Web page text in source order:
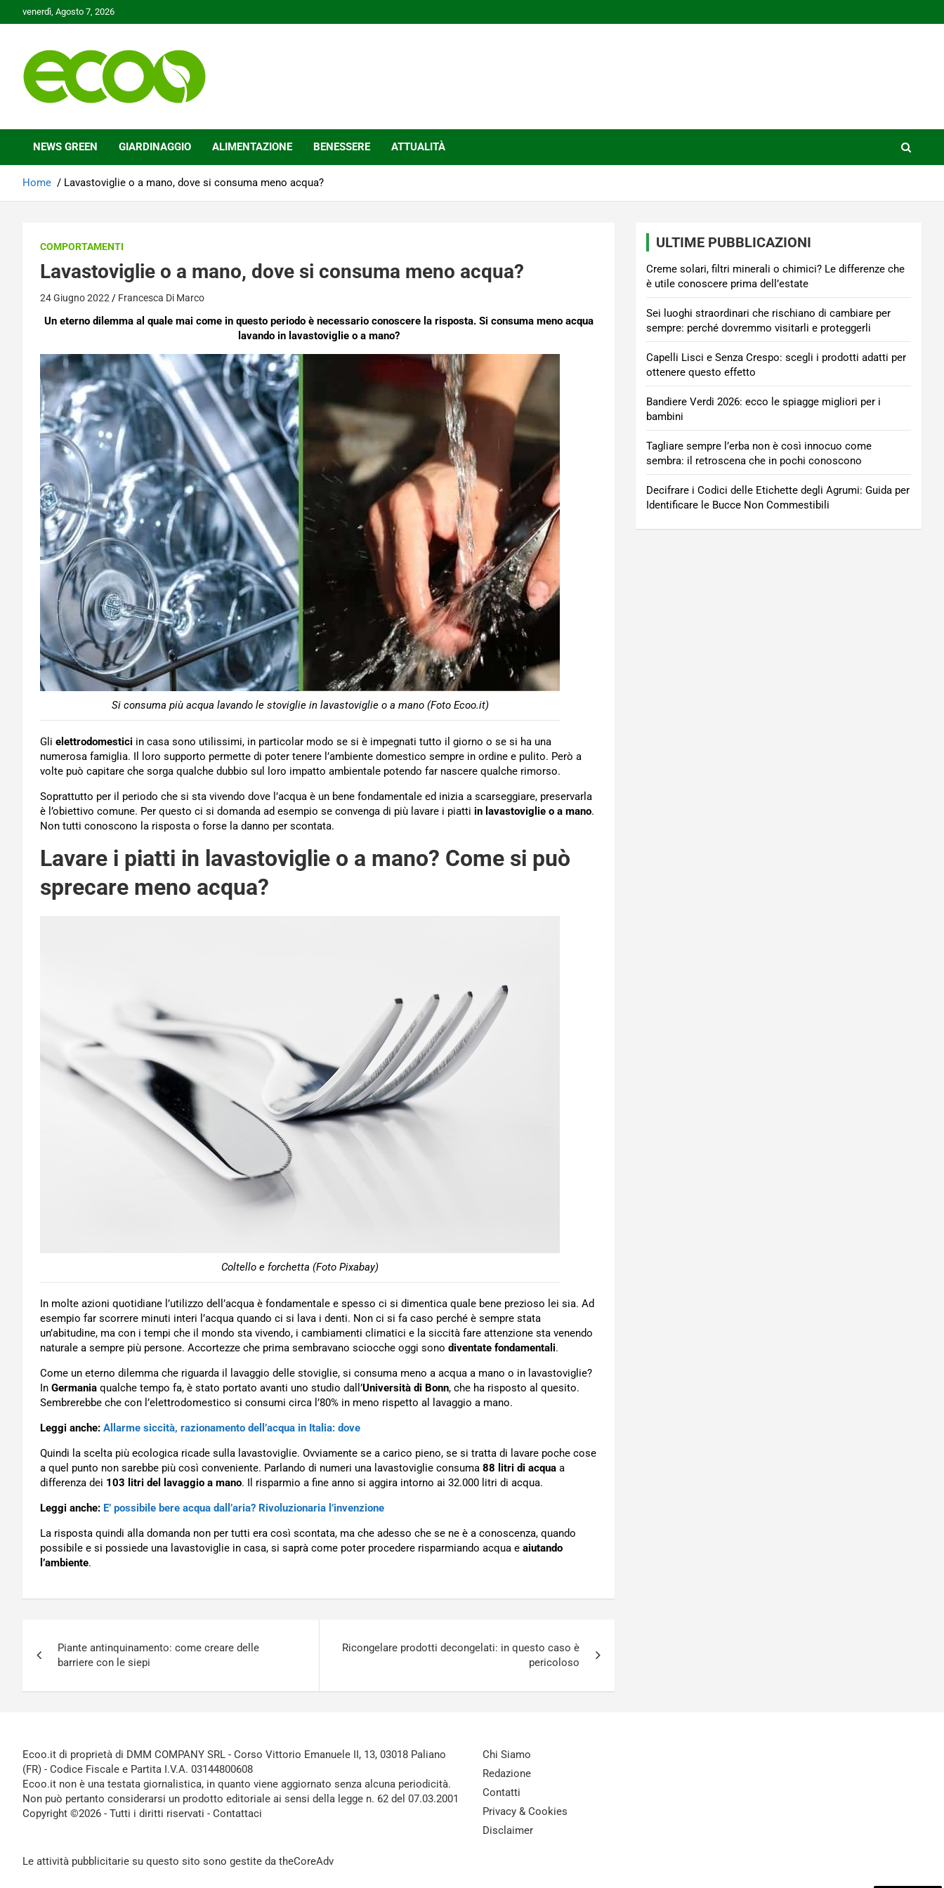
to
venerdì, Agosto 7, 2026
Ecoo.it
NEWS GREEN GIARDINAGGIO ALIMENTAZIONE BENESSERE ATTUALITÀ
Home Lavastoviglie o a mano, dove si consuma meno acqua?
COMPORTAMENTI
Lavastoviglie o a mano, dove si consuma meno acqua?
24 Giugno 2022 Francesca Di Marco
Un eterno dilemma al quale mai come in questo periodo è necessario conoscere la risposta. Si consuma meno acqua
lavando in lavastoviglie o a mano?
Si consuma più acqua lavando le stoviglie in lavastoviglie o a mano (Foto Ecoo.it)
Gli elettrodomestici in casa sono utilissimi, in particolar modo se si è impegnati tutto il giorno o se si ha una
numerosa famiglia. Il loro supporto permette di poter tenere l’ambiente domestico sempre in ordine e pulito. Però a
volte può capitare che sorga qualche dubbio sul loro impatto ambientale potendo far nascere qualche rimorso.
Soprattutto per il periodo che si sta vivendo dove l’acqua è un bene fondamentale ed inizia a scarseggiare, preservarla
è l’obiettivo comune. Per questo ci si domanda ad esempio se convenga di più lavare i piatti in lavastoviglie o a mano.
Non tutti conoscono la risposta o forse la danno per scontata.
Lavare i piatti in lavastoviglie o a mano? Come si può
sprecare meno acqua?
Coltello e forchetta (Foto Pixabay)
In molte azioni quotidiane l’utilizzo dell’acqua è fondamentale e spesso ci si dimentica quale bene prezioso lei sia. Ad
esempio far scorrere minuti interi l’acqua quando ci si lava i denti. Non ci si fa caso perché è sempre stata
un’abitudine, ma con i tempi che il mondo sta vivendo, i cambiamenti climatici e la siccità fare attenzione sta venendo
naturale a sempre più persone. Accortezze che prima sembravano sciocche oggi sono diventate fondamentali.
Come un eterno dilemma che riguarda il lavaggio delle stoviglie, si consuma meno a acqua a mano o in lavastoviglie?
In Germania qualche tempo fa, è stato portato avanti uno studio dall’Università di Bonn, che ha risposto al quesito.
Sembrerebbe che con l’elettrodomestico si consumi circa l’80% in meno rispetto al lavaggio a mano.
Leggi anche: Allarme siccità, razionamento dell’acqua in Italia: dove
Quindi la scelta più ecologica ricade sulla lavastoviglie. Ovviamente se a carico pieno, se si tratta di lavare poche cose
a quel punto non sarebbe più così conveniente. Parlando di numeri una lavastoviglie consuma 88 litri di acqua a
differenza dei 103 litri del lavaggio a mano. Il risparmio a fine anno si aggira intorno ai 32.000 litri di acqua.
Leggi anche: E’ possibile bere acqua dall’aria? Rivoluzionaria l’invenzione
La risposta quindi alla domanda non per tutti era così scontata, ma che adesso che se ne è a conoscenza, quando
possibile e si possiede una lavastoviglie in casa, si saprà come poter procedere risparmiando acqua e aiutando
l’ambiente.
articoli
Piante antinquinamento: come creare delle
barriere con le siepi
Ricongelare prodotti decongelati: in questo caso è
pericoloso
ULTIME PUBBLICAZIONI
Creme solari, filtri minerali o chimici? Le differenze che
è utile conoscere prima dell’estate
Sei luoghi straordinari che rischiano di cambiare per
sempre: perché dovremmo visitarli e proteggerli
Capelli Lisci e Senza Crespo: scegli i prodotti adatti per
ottenere questo effetto
Bandiere Verdi 2026: ecco le spiagge migliori per i
bambini
Tagliare sempre l’erba non è così innocuo come
sembra: il retroscena che in pochi conoscono
Decifrare i Codici delle Etichette degli Agrumi: Guida per
Identificare le Bucce Non Commestibili
Ecoo.it di proprietà di DMM COMPANY SRL - Corso Vittorio Emanuele II, 13, 03018 Paliano
(FR) - Codice Fiscale e Partita I.V.A. 03144800608
Ecoo.it non è una testata giornalistica, in quanto viene aggiornato senza alcuna periodicità.
Non può pertanto considerarsi un prodotto editoriale ai sensi della legge n. 62 del 07.03.2001
Copyright ©2026 - Tutti i diritti riservati - Contattaci
Le attività pubblicitarie su questo sito sono gestite da theCoreAdv
Chi Siamo
Redazione
Contatti
Privacy & Cookies
Disclaimer